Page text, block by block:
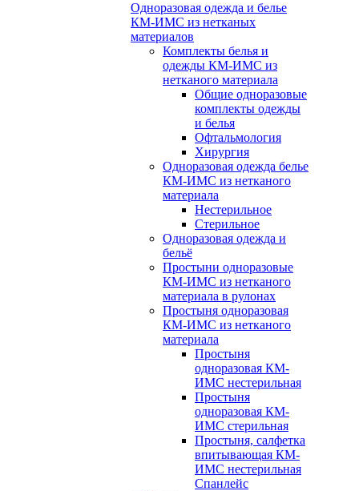
Одноразовая одежда и белье
КМ-ИМС из нетканых
материалов
Комплекты белья и
одежды КМ-ИМС из
нетканого материала
Общие одноразовые
комплекты одежды
и белья
Офтальмология
Хирургия
Одноразовая одежда белье
КМ-ИМС из нетканого
материала
Нестерильное
Стерильное
Одноразовая одежда и
бельё
Простыни одноразовые
КМ-ИМС из нетканого
материала в рулонах
Простыня одноразовая
КМ-ИМС из нетканого
материала
Простыня
одноразовая КМ-
ИМС нестерильная
Простыня
одноразовая КМ-
ИМС стерильная
Простыня, салфетка
впитывающая КМ-
ИМС нестерильная
Спанлейс